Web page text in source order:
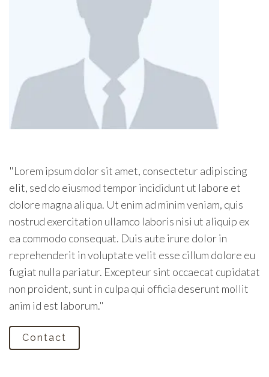
"Lorem ipsum dolor sit amet, consectetur adipiscing
elit, sed do eiusmod tempor incididunt ut labore et
dolore magna aliqua. Ut enim ad minim veniam, quis
nostrud exercitation ullamco laboris nisi ut aliquip ex
ea commodo consequat. Duis aute irure dolor in
reprehenderit in voluptate velit esse cillum dolore eu
fugiat nulla pariatur. Excepteur sint occaecat cupidatat
non proident, sunt in culpa qui officia deserunt mollit
anim id est laborum."
Contact